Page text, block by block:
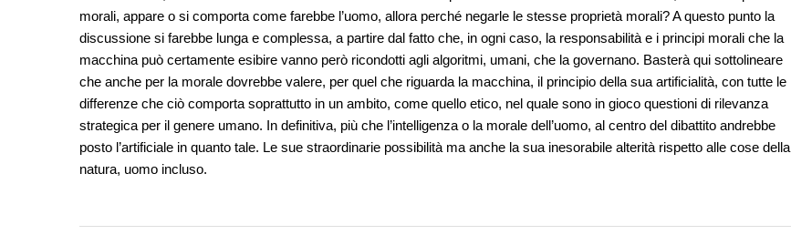
morali, appare o si comporta come farebbe l’uomo, allora perché negarle le stesse proprietà morali? A questo punto la
discussione si farebbe lunga e complessa, a partire dal fatto che, in ogni caso, la responsabilità e i principi morali che la
macchina può certamente esibire vanno però ricondotti agli algoritmi, umani, che la governano. Basterà qui sottolineare
che anche per la morale dovrebbe valere, per quel che riguarda la macchina, il principio della sua artificialità, con tutte le
differenze che ciò comporta soprattutto in un ambito, come quello etico, nel quale sono in gioco questioni di rilevanza
strategica per il genere umano. In definitiva, più che l’intelligenza o la morale dell’uomo, al centro del dibattito andrebbe
posto l’artificiale in quanto tale. Le sue straordinarie possibilità ma anche la sua inesorabile alterità rispetto alle cose della
natura, uomo incluso.